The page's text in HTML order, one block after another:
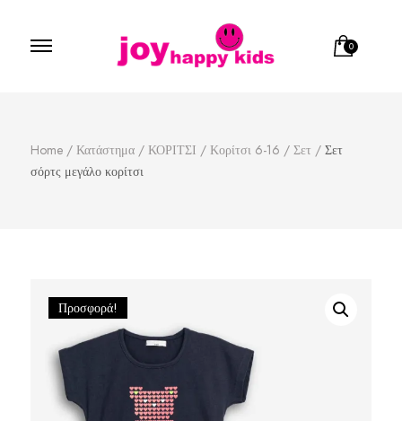
0
Home / Κατάστημα / ΚΟΡΙΤΣΙ / Κορίτσι 6-16 / Σετ / Σετ
σόρτς μεγάλο κορίτσι
Προσφορά!